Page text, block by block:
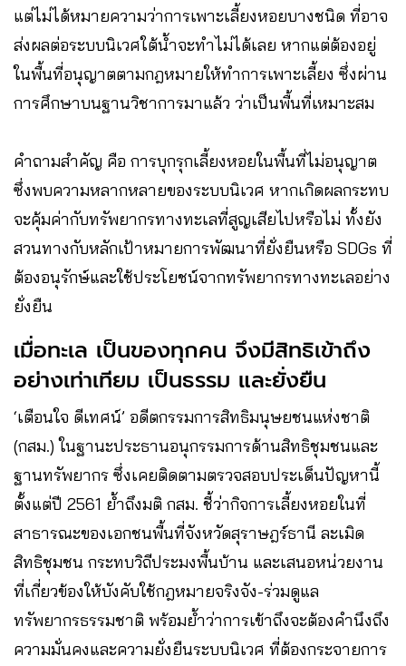
แต่ไม่ได้หมายความว่าการเพาะเลี้ยงหอยบางชนิด ที่อาจ
ส่งผลต่อระบบนิเวศใต้น้ำจะทำไม่ได้เลย หากแต่ต้องอยู่
ในพื้นที่อนุญาตตามกฎหมายให้ทำการเพาะเลี้ยง ซึ่งผ่าน
การศึกษาบนฐานวิชาการมาแล้ว ว่าเป็นพื้นที่เหมาะสม
คำถามสำคัญ คือ การบุกรุกเลี้ยงหอยในพื้นที่ไม่อนุญาต
ซึ่งพบความหลากหลายของระบบนิเวศ หากเกิดผลกระทบ
จะคุ้มค่ากับทรัพยากรทางทะเลที่สูญเสียไปหรือไม่ ทั้งยัง
สวนทางกับหลักเป้าหมายการพัฒนาที่ยั่งยืนหรือ SDGs ที่
ต้องอนุรักษ์และใช้ประโยชน์จากทรัพยากรทางทะเลอย่าง
ยั่งยืน
เมื่อทะเล เป็นของทุกคน จึงมีสิทธิเข้าถึง
อย่างเท่าเทียม เป็นธรรม และยั่งยืน
‘เตือนใจ ดีเทศน์’ อดีตกรรมการสิทธิมนุษยชนแห่งชาติ
(กสม.) ในฐานะประธานอนุกรรมการด้านสิทธิชุมชนและ
ฐานทรัพยากร ซึ่งเคยติดตามตรวจสอบประเด็นปัญหานี้
ตั้งแต่ปี 2561 ย้ำถึงมติ กสม. ชี้ว่ากิจการเลี้ยงหอยในที่
สาธารณะของเอกชนพื้นที่จังหวัดสุราษฎร์ธานี ละเมิด
สิทธิชุมชน กระทบวิถีประมงพื้นบ้าน และเสนอหน่วยงาน
ที่เกี่ยวข้องให้บังคับใช้กฎหมายจริงจัง-ร่วมดูแล
ทรัพยากรธรรมชาติ พร้อมย้ำว่าการเข้าถึงจะต้องคำนึงถึง
ความมั่นคงและความยั่งยืนระบบนิเวศ ที่ต้องกระจายการ